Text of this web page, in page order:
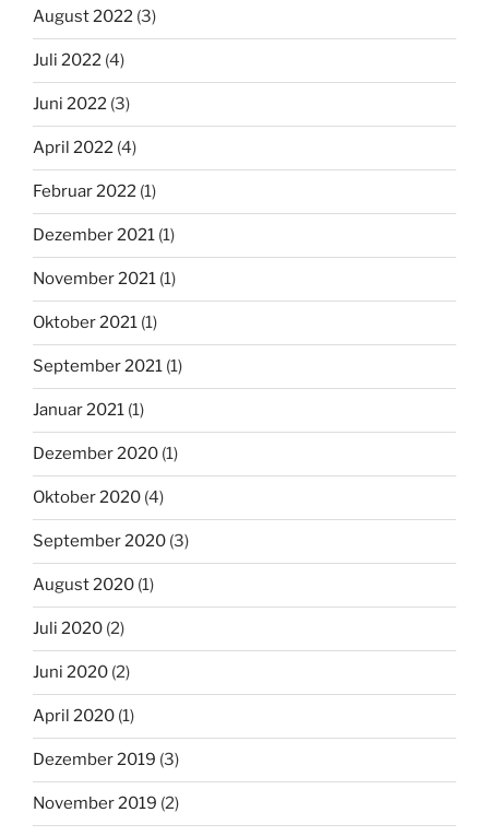
August 2022 (3)
Juli 2022 (4)
Juni 2022 (3)
April 2022 (4)
Februar 2022 (1)
Dezember 2021 (1)
November 2021 (1)
Oktober 2021 (1)
September 2021 (1)
Januar 2021 (1)
Dezember 2020 (1)
Oktober 2020 (4)
September 2020 (3)
August 2020 (1)
Juli 2020 (2)
Juni 2020 (2)
April 2020 (1)
Dezember 2019 (3)
November 2019 (2)